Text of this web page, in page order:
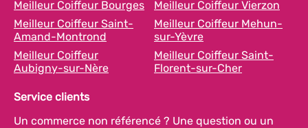
Meilleur Coiffeur Bourges
Meilleur Coiffeur Vierzon
Meilleur Coiffeur Saint-
Amand-Montrond
Meilleur Coiffeur Mehun-
sur-Yèvre
Meilleur Coiffeur
Aubigny-sur-Nère
Meilleur Coiffeur Saint-
Florent-sur-Cher
Service clients
Un commerce non référencé ? Une question ou un